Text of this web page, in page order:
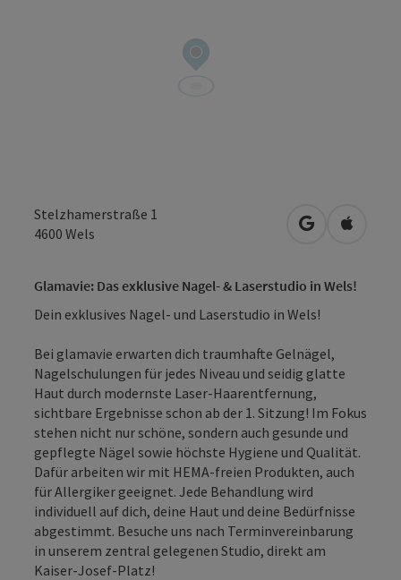
Stelzhamerstraße 1
4600 Wels in Google
in
Glamavie: Das exklusive Nagel- & Laserstudio in Wels!
Dein exklusives Nagel- und Laserstudio in Wels!
Bei glamavie erwarten dich traumhafte Gelnägel,
Nagelschulungen für jedes Niveau und seidig glatte
Haut durch modernste Laser-Haarentfernung,
sichtbare Ergebnisse schon ab der 1. Sitzung! Im Fokus
stehen nicht nur schöne, sondern auch gesunde und
gepflegte Nägel sowie höchste Hygiene und Qualität.
Dafür arbeiten wir mit HEMA-freien Produkten, auch
für Allergiker geeignet. Jede Behandlung wird
individuell auf dich, deine Haut und deine Bedürfnisse
abgestimmt. Besuche uns nach Terminvereinbarung
in unserem zentral gelegenen Studio, direkt am
Kaiser-Josef-Platz!